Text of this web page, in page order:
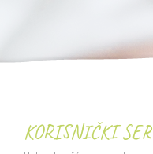
KORISNIČKI